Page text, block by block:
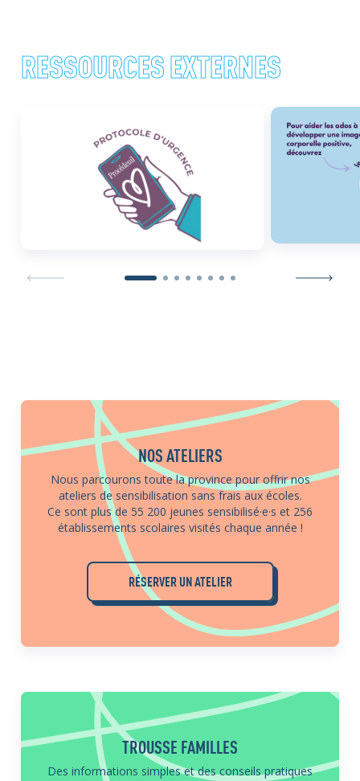
RESSOURCES EXTERNES
NOS ATELIERS
Nous parcourons toute la province pour offrir nos
ateliers de sensibilisation sans frais aux écoles.
Ce sont plus de 55 200 jeunes sensibilisé·e·s et 256
établissements scolaires visités chaque année !
RÉSERVER UN ATELIER
TROUSSE FAMILLES
Des informations simples et des conseils pratiques